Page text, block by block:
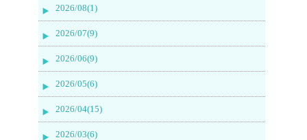
2026/08(1)
2026/07(9)
2026/06(9)
2026/05(6)
2026/04(15)
2026/03(6)